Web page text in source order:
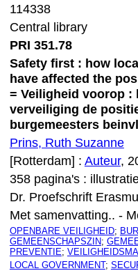
114338
Central library
PRI 351.78
Safety first : how
have affected the
= Veiligheid voorop :
verveiliging de
burgemeesters
Prins, Ruth Suzanne
[Rotterdam] : Auteur,
358 pagina's :
Dr. Proefschrift
Met samenvatting.. -
OPENBARE VEILIGHEID;
GEMEENSCHAPSZIN;
PREVENTIE;
LOCAL GOVERNMENT;